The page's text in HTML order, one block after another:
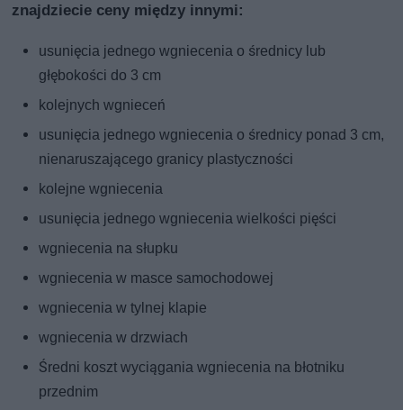
znajdziecie ceny między innymi:
usunięcia jednego wgniecenia o średnicy lub
głębokości do 3 cm
kolejnych wgnieceń
usunięcia jednego wgniecenia o średnicy ponad 3 cm,
nienaruszającego granicy plastyczności
kolejne wgniecenia
usunięcia jednego wgniecenia wielkości pięści
wgniecenia na słupku
wgniecenia w masce samochodowej
wgniecenia w tylnej klapie
wgniecenia w drzwiach
Średni koszt wyciągania wgniecenia na błotniku
przednim